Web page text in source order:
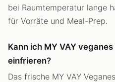
bei Raumtemperatur lange
für Vorräte und Meal-Prep.
Kann ich MY VAY
einfrieren?
Das frische MY VAY